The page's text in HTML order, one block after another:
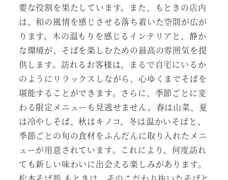
要な役割を果たしています。また、もときの店内
は、和の風情を感じさせる落ち着いた空間が広が
ります。木の温もりを感じるインテリアと、静か
な環境が、そばを楽しむための最高の雰囲気を提
供します。訪れるお客様は、まるで自宅にいるか
のようにリラックスしながら、心ゆくまでそばを
堪能することができます。さらに、季節ごとに変
わる限定メニューも見逃せません。春は山菜、夏
は冷やしそば、秋はキノコ、冬は温かいそばと、
季節ごとの旬の食材をふんだんに取り入れたメニ
ューが用意されています。これにより、何度訪れ
ても新しい味わいに出会える楽しみがあります。